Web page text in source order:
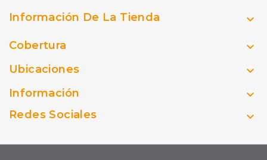
Información De La Tienda 
Cobertura 
Ubicaciones 
Información 
Redes Sociales 